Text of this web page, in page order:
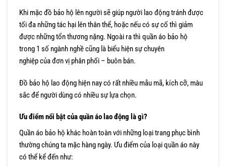
Khi mặc đồ bảo hộ lên người sẽ giúp người lao động tránh được
tối đa những tác hại lên thân thể, hoặc nếu có sự cố thì giảm
được những tổn thương nặng. Ngoài ra thì quần áo bảo hộ
trong 1 số ngành nghề cũng là biểu hiện sự chuyên
nghiệp của đơn vị phân phối – buôn bán.
Đồ bảo hộ lao động hiện nay có rất nhiều mẫu mã, kích cỡ, màu
sắc để người dùng có nhiều sự lựa chọn.
Ưu điểm nổi bật của quần áo lao động là gì?
Quần áo bảo hộ khác hoàn toàn với những loại trang phục bình
thường chúng ta mặc hàng ngày. Ưu điểm của loại quần áo này
có thể kể đến như: